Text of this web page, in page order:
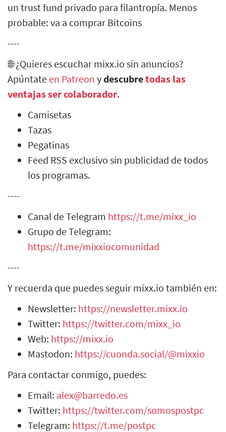
un trust fund privado para filantropía. Menos
probable: va a comprar Bitcoins
----
🌐 ¿Quieres escuchar mixx.io sin anuncios?
Apúntate en Patreon ydescubretodas las
ventajas ser colaborador.
Camisetas
Tazas
Pegatinas
Feed RSS exclusivo sin publicidad de todos
los programas.
----
Canal de Telegram https://t.me/mixx_io
Grupo de Telegram:
https://t.me/mixxiocomunidad
----
Y recuerda que puedes seguir mixx.io también en:
Newsletter: https://newsletter.mixx.io
Twitter: https://twitter.com/mixx_io
Web: https://mixx.io
Mastodon: https://cuonda.social/@mixxio
Para contactar conmigo, puedes:
Email: alex@barredo.es
Twitter: https://twitter.com/somospostpc
Telegram: https://t.me/postpc